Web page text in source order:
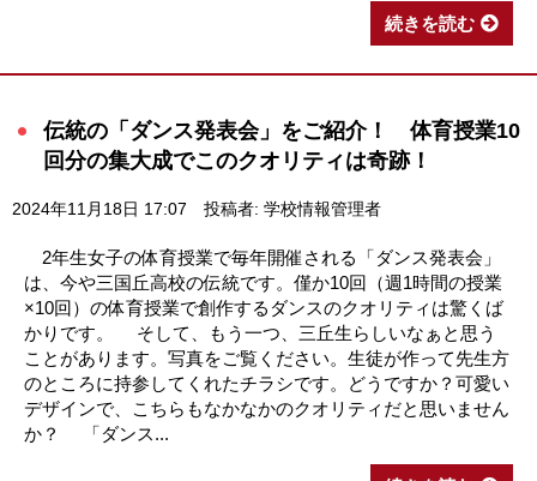
続きを読む
伝統の「ダンス発表会」をご紹介！ 体育授業10
回分の集大成でこのクオリティは奇跡！
2024年11月18日 17:07 投稿者: 学校情報管理者
2年生女子の体育授業で毎年開催される「ダンス発表会」
は、今や三国丘高校の伝統です。僅か10回（週1時間の授業
×10回）の体育授業で創作するダンスのクオリティは驚くば
かりです。 そして、もう一つ、三丘生らしいなぁと思う
ことがあります。写真をご覧ください。生徒が作って先生方
のところに持参してくれたチラシです。どうですか？可愛い
デザインで、こちらもなかなかのクオリティだと思いません
か？ 「ダンス...